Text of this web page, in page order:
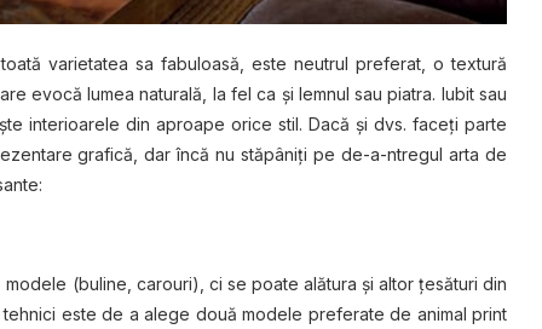
varietatea sa fabuloasă, este neutrul preferat, o textură
evocă lumea naturală, la fel ca şi lemnul sau piatra. Iubit sau
interioarele din aproape orice stil. Dacă şi dvs. faceţi parte
grafică, dar încă nu stăpâniţi pe de-a-ntregul arta de
(buline, carouri), ci se poate alătura şi altor ţesături din
este de a alege două modele preferate de animal print